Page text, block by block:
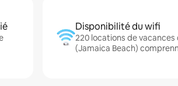
Disponibilité du wifi
220 locations de
(Jamaica Beach)